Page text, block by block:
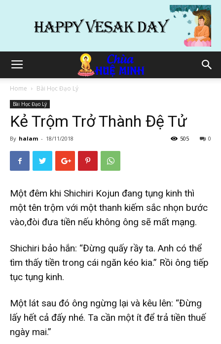
Home Bài Học Đạo Lý
Bài Học Đạo Lý
Kẻ Trộm Trở Thành Đệ Tử
By halam - 18/11/2018 0
505
Một đêm khi Shichiri Kojun đang tụng kinh thì
một tên trộm với một thanh kiếm sắc nhọn bước
vào,đòi đưa tiền nếu không ông sẽ mất mạng.
Shichiri bảo hắn: “Đừng quấy rầy ta. Anh có thể
tìm thấy tiền trong cái ngăn kéo kia.” Rồi ông tiếp
tục tụng kinh.
Một lát sau đó ông ngừng lại và kêu lên: “Đừng
lấy hết cả đấy nhé. Ta cần một ít để trả tiền thuế
ngày mai.”